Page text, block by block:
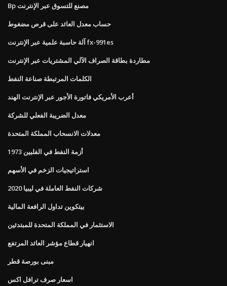
Bp مصنع للتسوق عبر الإنترنت
حساب معدل العائد على قرص مضغوط
آلة حاسبة علمية عبر الإنترنت fx-991es
مطاردة بطاقة الصراف الآلي المشتريات عبر الإنترنت
الكلمات المرتبطة صناعة النفط
أعرب الأمريكي فاتورة الأجور عبر الإنترنت الهند
معدل الضريبة الفعلي للشركة
معدلات الانسحاب المملكة المتحدة
1973 أزمة النفط في الفلبين
استراتيجيات الزخم في الأسهم
شركات النفط العاملة في ليبيا 2020
بيتكوين تداول الرافعة المالية
الاستثمار في المملكة المتحدة للمبتدئين
انهيار قطاع مؤشر العائد المرتفع
مبنى بورصة قطر
اسعار صرف ترافل اكس